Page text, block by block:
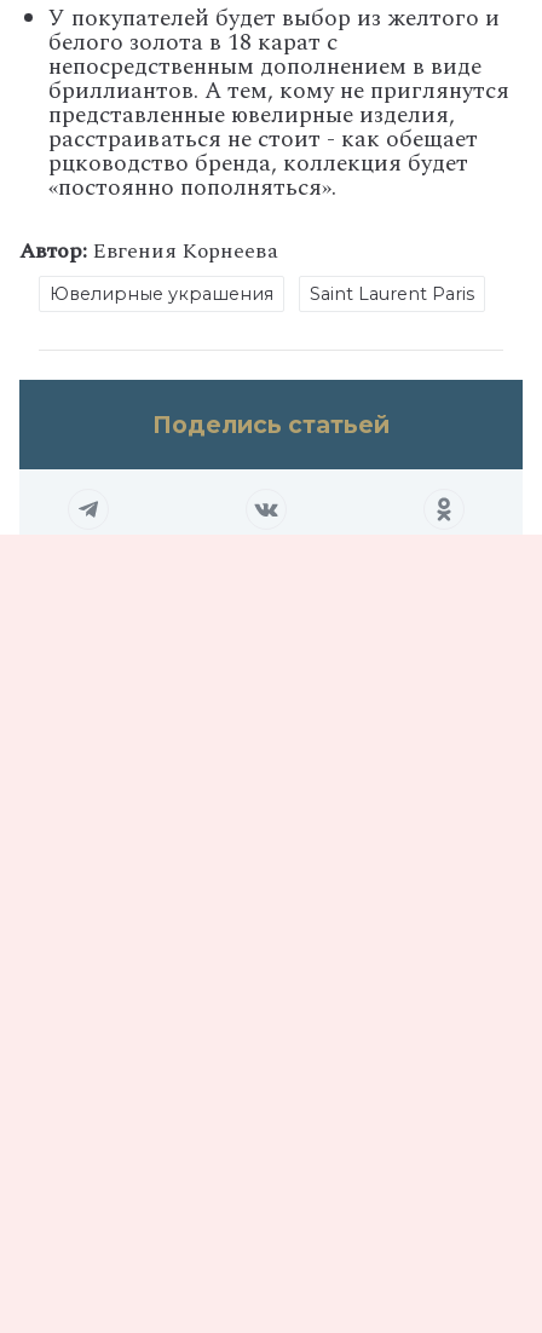
У покупателей будет выбор из желтого и
белого золота в 18 карат с
непосредственным дополнением в виде
бриллиантов. А тем, кому не приглянутся
представленные ювелирные изделия,
расстраиваться не стоит - как обещает
рцководство бренда, коллекция будет
«постоянно пополняться».
Автор:Евгения Корнеева
Ювелирные украшения Saint Laurent Paris
Поделись статьей